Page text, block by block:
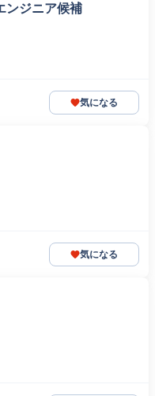
ンジニア候補
気になる
気になる